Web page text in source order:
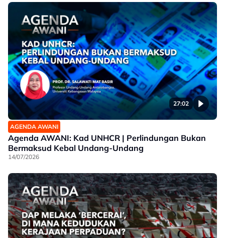
27:02
AGENDA AWANI
Agenda AWANI: Kad UNHCR | Perlindungan Bukan
Bermaksud Kebal Undang-Undang
14/07/2026